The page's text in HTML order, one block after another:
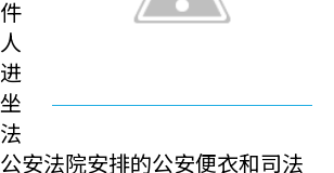
安法院安排的公安便衣和司法